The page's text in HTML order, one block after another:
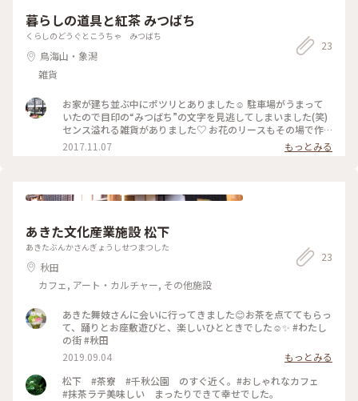
暮らしの道具と紅茶 みつばち
くらしのどうぐとこうちゃ みつばち
鳥海山・象潟
雑貨
23
お家が建ち並ぶ中にポツリとありました☺︎︎ 駐車場がうまって
いたので目印の“みつばち”の文字を見逃してしまいました(笑)
センス溢れる雑貨がありました♡ お花のリースもその場で作
ってもらえるのか？とてもかわいかったです❁ #雑貨屋 #みつ
ばち #秋田
2017.11.07 もっとみる
あきた文化産業施設 松下
あきたぶんかさんぎょうしせつまつした
秋田
カフェ, アート・カルチャー, その他施設
23
あきた舞妓さんに会いに行ってきました😊お茶を点ててもらっ
て、踊りとお座敷遊びと、楽しいひとときでした☺️✨ #わたし
の街 #秋田
2019.09.04
もっとみる
松下 #茶寮 #千秋公園 のすぐ近く。#おしゃれなカフェ
#抹茶ラテ美味しい まったりできて幸せでした。